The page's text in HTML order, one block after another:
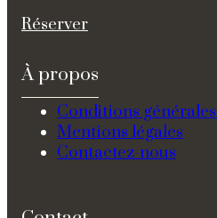
Réserver
À propos
Conditions
Mentions légales
Contactez-nous